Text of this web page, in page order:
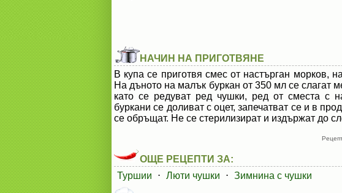
НАЧИН НА ПРИГОТВЯНЕ
В купа се приготвя смес от настърган морков,
На дъното на малък буркан от 350 мл се слагат
като се редуват ред чушки, ред от сместа с
буркани се доливат с оцет, запечатват се и в
се обръщат. Не се стерилизират и издържат до
ОЩЕ РЕЦЕПТИ ЗА:
Туршии
⋅ Люти чушки ⋅ Зимнина с чушки